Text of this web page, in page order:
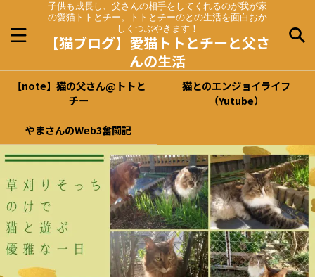
子供も成長し、父さんの相手をしてくれるのが我が家
の愛猫トトとチー。トトとチーのとの生活を面白おか
しくつぶやきます！
【猫ブログ】愛猫トトとチーと父さ
んの生活
【note】猫の父さん@トトと
チー
猫とのエンジョイライフ
（Yutube）
やまさんのWeb3奮闘記